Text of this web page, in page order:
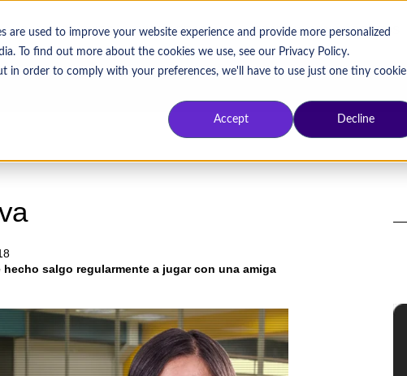
are used to improve your website experience and provide more personalized
To find out more about the cookies we use, see our Privacy Policy.
order to comply with your preferences, we'll have to use just one tiny cookie
Accept Decline
CASOS DE ÉXITO SOBRE PRAGMA TRABAJA CON NOSOTROS
salgo regularmente a jugar con una amiga